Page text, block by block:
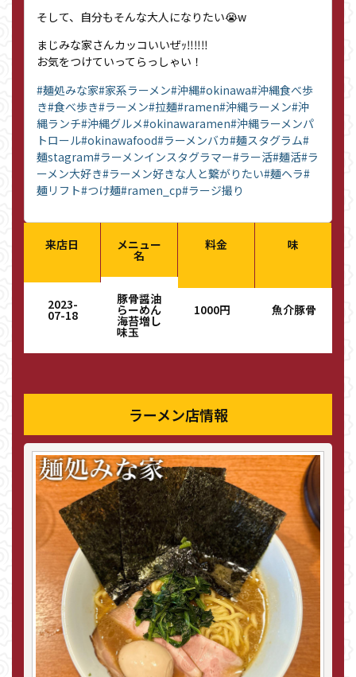
そして、自分もそんな大人になりたい😭w
まじみな家さんカッコいいぜｯ‼︎‼︎‼︎
お気をつけていってらっしゃい！
#麺処みな家#家系ラーメン#沖縄#okinawa#沖縄食べ歩
き#食べ歩き#ラーメン#拉麺#ramen#沖縄ラーメン#沖
縄ランチ#沖縄グルメ#okinawaramen#沖縄ラーメンパ
トロール#okinawafood#ラーメンバカ#麺スタグラム#
麺stagram#ラーメンインスタグラマー#ラー活#麺活#ラ
ーメン大好き#ラーメン好きな人と繋がりたい#麺ヘラ#
麺リフト#つけ麺#ramen_cp#ラージ撮り
来店日
2023-
07-18
メニュー
名
豚骨醤油
らーめん
海苔増し
味玉
料金
1000円
味
魚介豚骨
ラーメン店情報